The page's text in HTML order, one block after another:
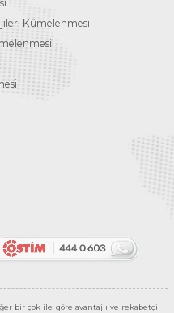
Kümelenmesi
bir çok ile göre avantajlı ve rekabetçi